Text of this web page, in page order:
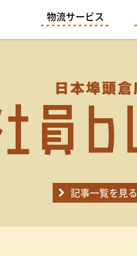
物流サービス
記事一覧を見る